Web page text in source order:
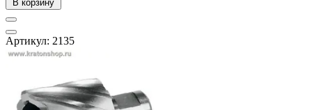
В корзину
Артикул: 2135